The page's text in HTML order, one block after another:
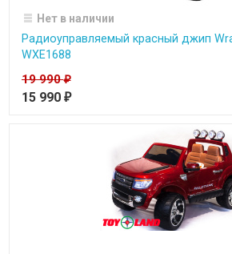
Нет в наличии
Радиоуправляемый красный джип
WXE1688
19 990₽
15 990 ₽